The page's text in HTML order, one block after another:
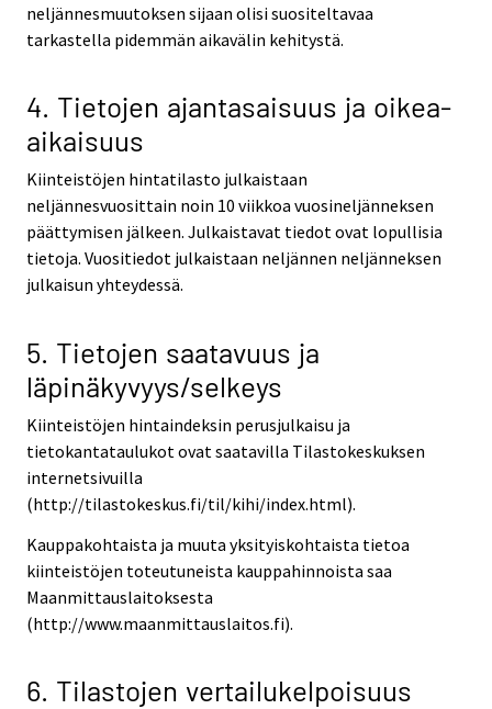
neljännesmuutoksen sijaan olisi suositeltavaa
tarkastella pidemmän aikavälin kehitystä.
4. Tietojen ajantasaisuus ja oikea-
aikaisuus
Kiinteistöjen hintatilasto julkaistaan
neljännesvuosittain noin 10 viikkoa vuosineljänneksen
päättymisen jälkeen. Julkaistavat tiedot ovat lopullisia
tietoja. Vuositiedot julkaistaan neljännen neljänneksen
julkaisun yhteydessä.
5. Tietojen saatavuus ja
läpinäkyvyys/selkeys
Kiinteistöjen hintaindeksin perusjulkaisu ja
tietokantataulukot ovat saatavilla Tilastokeskuksen
internetsivuilla
(http://tilastokeskus.fi/til/kihi/index.html).
Kauppakohtaista ja muuta yksityiskohtaista tietoa
kiinteistöjen toteutuneista kauppahinnoista saa
Maanmittauslaitoksesta
(http://www.maanmittauslaitos.fi).
6. Tilastojen vertailukelpoisuus